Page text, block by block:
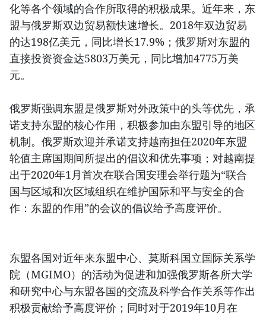
化等各个领域的合作所取得的积极成果。近年来，东
盟与俄罗斯双边贸易额快速增长。2018年双边贸易
的达198亿美元，同比增长17.9%；俄罗斯对东盟的
直接投资资金达5803万美元，同比增加4775万美
元。
俄罗斯强调东盟是俄罗斯对外政策中的头等优先，承
诺支持东盟的核心作用，积极参加由东盟引导的地区
机制。俄罗斯欢迎并承诺支持越南担任2020年东盟
轮值主席国期间所提出的倡议和优先事项；对越南提
出于2020年1月首次在联合国安理会举行题为“联合
国与区域和次区域组织在维护国际和平与安全的合
作：东盟的作用”的会议的倡议给予高度评价。
东盟各国对近年来东盟中心、莫斯科国立国际关系学
院（MGIMO）的活动为促进和加强俄罗斯各所大学
和研究中心与东盟各国的交流及科学合作关系等作出
积极贡献给予高度评价；同时对于2019年10月在